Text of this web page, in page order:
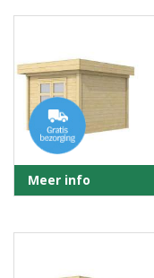
Meer info